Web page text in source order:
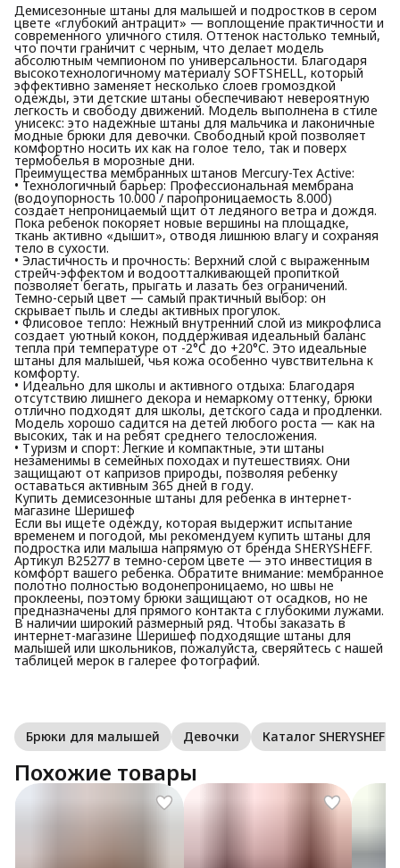
Демисезонные штаны для малышей и подростков в сером
цвете «глубокий антрацит» — воплощение практичности и
современного уличного стиля. Оттенок настолько темный,
что почти граничит с черным, что делает модель
абсолютным чемпионом по универсальности. Благодаря
высокотехнологичному материалу SOFTSHELL, который
эффективно заменяет несколько слоев громоздкой
одежды, эти детские штаны обеспечивают невероятную
легкость и свободу движений. Модель выполнена в стиле
унисекс: это надежные штаны для мальчика и лаконичные
модные брюки для девочки. Свободный крой позволяет
комфортно носить их как на голое тело, так и поверх
термобелья в морозные дни.
Преимущества мембранных штанов Mercury-Tex Active:
• Технологичный барьер: Профессиональная мембрана
(водоупорность 10.000 / паропроницаемость 8.000)
создает непроницаемый щит от ледяного ветра и дождя.
Пока ребенок покоряет новые вершины на площадке,
ткань активно «дышит», отводя лишнюю влагу и сохраняя
тело в сухости.
• Эластичность и прочность: Верхний слой с выраженным
стрейч-эффектом и водоотталкивающей пропиткой
позволяет бегать, прыгать и лазать без ограничений.
Темно-серый цвет — самый практичный выбор: он
скрывает пыль и следы активных прогулок.
• Флисовое тепло: Нежный внутренний слой из микрофлиса
создает уютный кокон, поддерживая идеальный баланс
тепла при температуре от -2°C до +20°C. Это идеальные
штаны для малышей, чья кожа особенно чувствительна к
комфорту.
• Идеально для школы и активного отдыха: Благодаря
отсутствию лишнего декора и немаркому оттенку, брюки
отлично подходят для школы, детского сада и продленки.
Модель хорошо садится на детей любого роста — как на
высоких, так и на ребят среднего телосложения.
• Туризм и спорт: Легкие и компактные, эти штаны
незаменимы в семейных походах и путешествиях. Они
защищают от капризов природы, позволяя ребенку
оставаться активным 365 дней в году.
Купить демисезонные штаны для ребенка в интернет-
магазине Шеришеф
Если вы ищете одежду, которая выдержит испытание
временем и погодой, мы рекомендуем купить штаны для
подростка или малыша напрямую от бренда SHERYSHEFF.
Артикул В25277 в темно-сером цвете — это инвестиция в
комфорт вашего ребенка. Обратите внимание: мембранное
полотно полностью водонепроницаемо, но швы не
проклеены, поэтому брюки защищают от осадков, но не
предназначены для прямого контакта с глубокими лужами.
В наличии широкий размерный ряд. Чтобы заказать в
интернет-магазине Шеришеф подходящие штаны для
малышей или школьников, пожалуйста, сверяйтесь с нашей
таблицей мерок в галерее фотографий.
Брюки для малышей Девочки Каталог SHERYSHEFF
Похожие товары